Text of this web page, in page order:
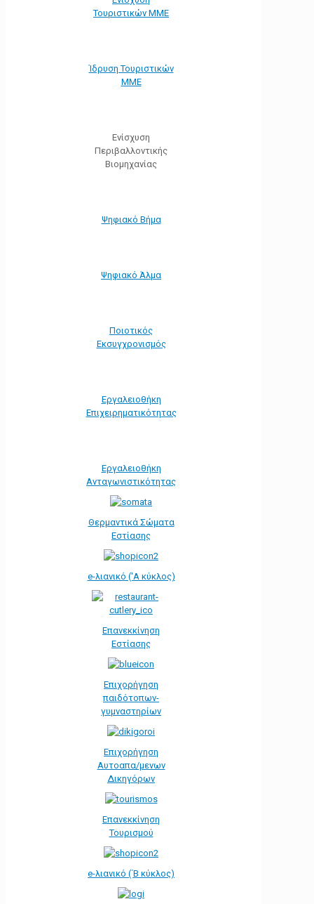
Τουριστικών ΜΜΕ
Ίδρυση Τουριστικών
ΜΜΕ
Ενίσχυση
Περιβαλλοντικής
Βιομηχανίας
Ψηφιακό Βήμα
Ψηφιακό Άλμα
Ποιοτικός
Εκσυγχρονισμός
Εργαλειοθήκη
Eπιχειρηματικότητας
Εργαλειοθήκη
Ανταγωνιστικότητας
Θερμαντικά Σώματα
Εστίασης
e-λιανικό ('Α κύκλος)
Επανεκκίνηση
Εστίασης
Επιχορήγηση
παιδότοπων-
γυμναστηρίων
Επιχορήγηση
Αυτοαπα/μενων
Δικηγόρων
Επανεκκίνηση
Τουρισμού
e-λιανικό (΄Β κύκλος)